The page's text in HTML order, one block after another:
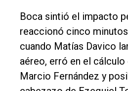
Boca sintió el impacto
reaccionó cinco
cuando Matías Davico
aéreo, erró en el cálculo
Marcio Fernández y